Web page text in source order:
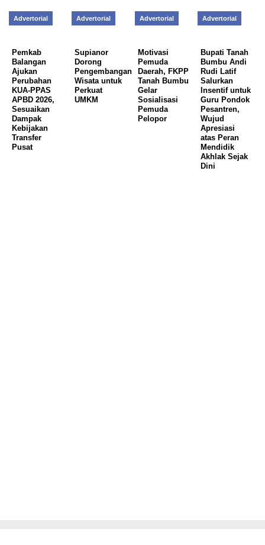
Advertorial
Pemkab
Balangan
Ajukan
Perubahan
KUA-PPAS
APBD 2026,
Sesuaikan
Dampak
Kebijakan
Transfer
Pusat
Advertorial
Supianor
Dorong
Pengembangan
Wisata untuk
Perkuat
UMKM
Advertorial
Motivasi
Pemuda
Daerah, FKPP
Tanah Bumbu
Gelar
Sosialisasi
Pemuda
Pelopor
Advertorial
Bupati Tanah
Bumbu Andi
Rudi Latif
Salurkan
Insentif untuk
Guru Pondok
Pesantren,
Wujud
Apresiasi
atas Peran
Mendidik
Akhlak Sejak
Dini